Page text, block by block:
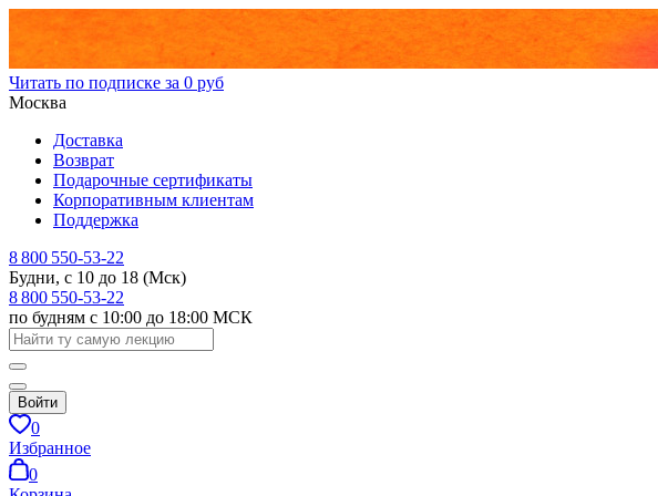
Читать по подписке за 0 руб
Москва
Доставка
Возврат
Подарочные сертификаты
Корпоративным клиентам
Поддержка
8 800 550-53-22
Будни, с 10 до 18 (Мск)
8 800 550-53-22
по будням с 10:00 до 18:00 МСК
Войти
0
Избранное
0